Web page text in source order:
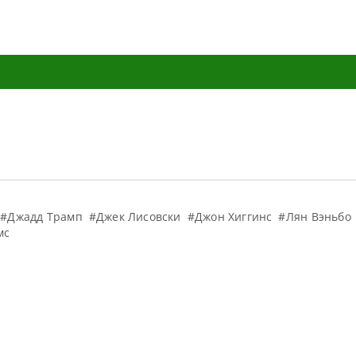
#Джадд Трамп #Джек Лисовски #Джон Хиггинс #Лян Вэньбо